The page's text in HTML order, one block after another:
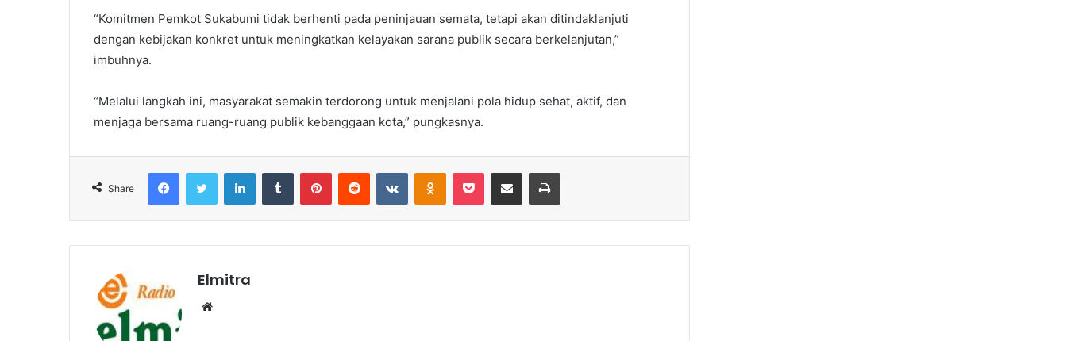
“Komitmen Pemkot Sukabumi tidak berhenti pada peninjauan semata, tetapi akan ditindaklanjuti
dengan kebijakan konkret untuk meningkatkan kelayakan sarana publik secara berkelanjutan,”
imbuhnya.
“Melalui langkah ini, masyarakat semakin terdorong untuk menjalani pola hidup sehat, aktif, dan
menjaga bersama ruang-ruang publik kebanggaan kota,” pungkasnya.
Share
FacebookTwitter LinkedInTumblr PinterestReddit VKontakteOdnoklassniki
Pocket Share via Email Print
Elmitra
Website